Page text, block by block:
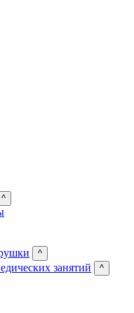
^
^
занятий ^